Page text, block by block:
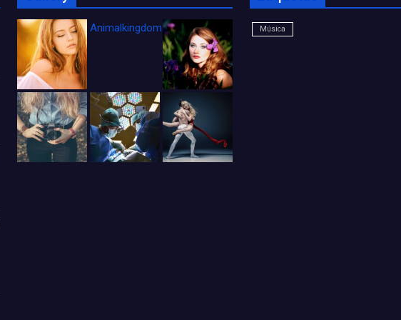
Animalkingdom_FichaCine Música